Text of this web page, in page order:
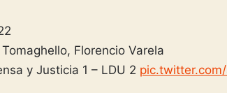
Florencio Varela
y Justicia 1 – LDU 2